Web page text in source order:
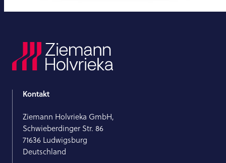
Kontakt
Ziemann Holvrieka GmbH,
Schwieberdinger Str. 86
71636 Ludwigsburg
Deutschland